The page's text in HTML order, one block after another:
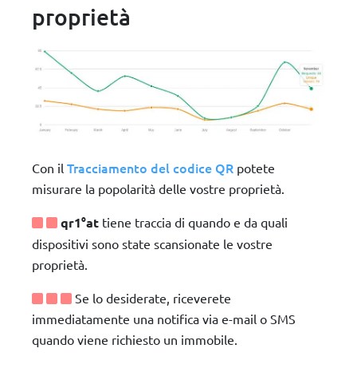
proprietà
Con il Tracciamento del codice QR potete
misurare la popolarità delle vostre proprietà.
qr1°at tiene traccia di quando e da quali
dispositivi sono state scansionate le vostre
proprietà.
Se lo desiderate, riceverete
immediatamente una notifica via e-mail o SMS
quando viene richiesto un immobile.